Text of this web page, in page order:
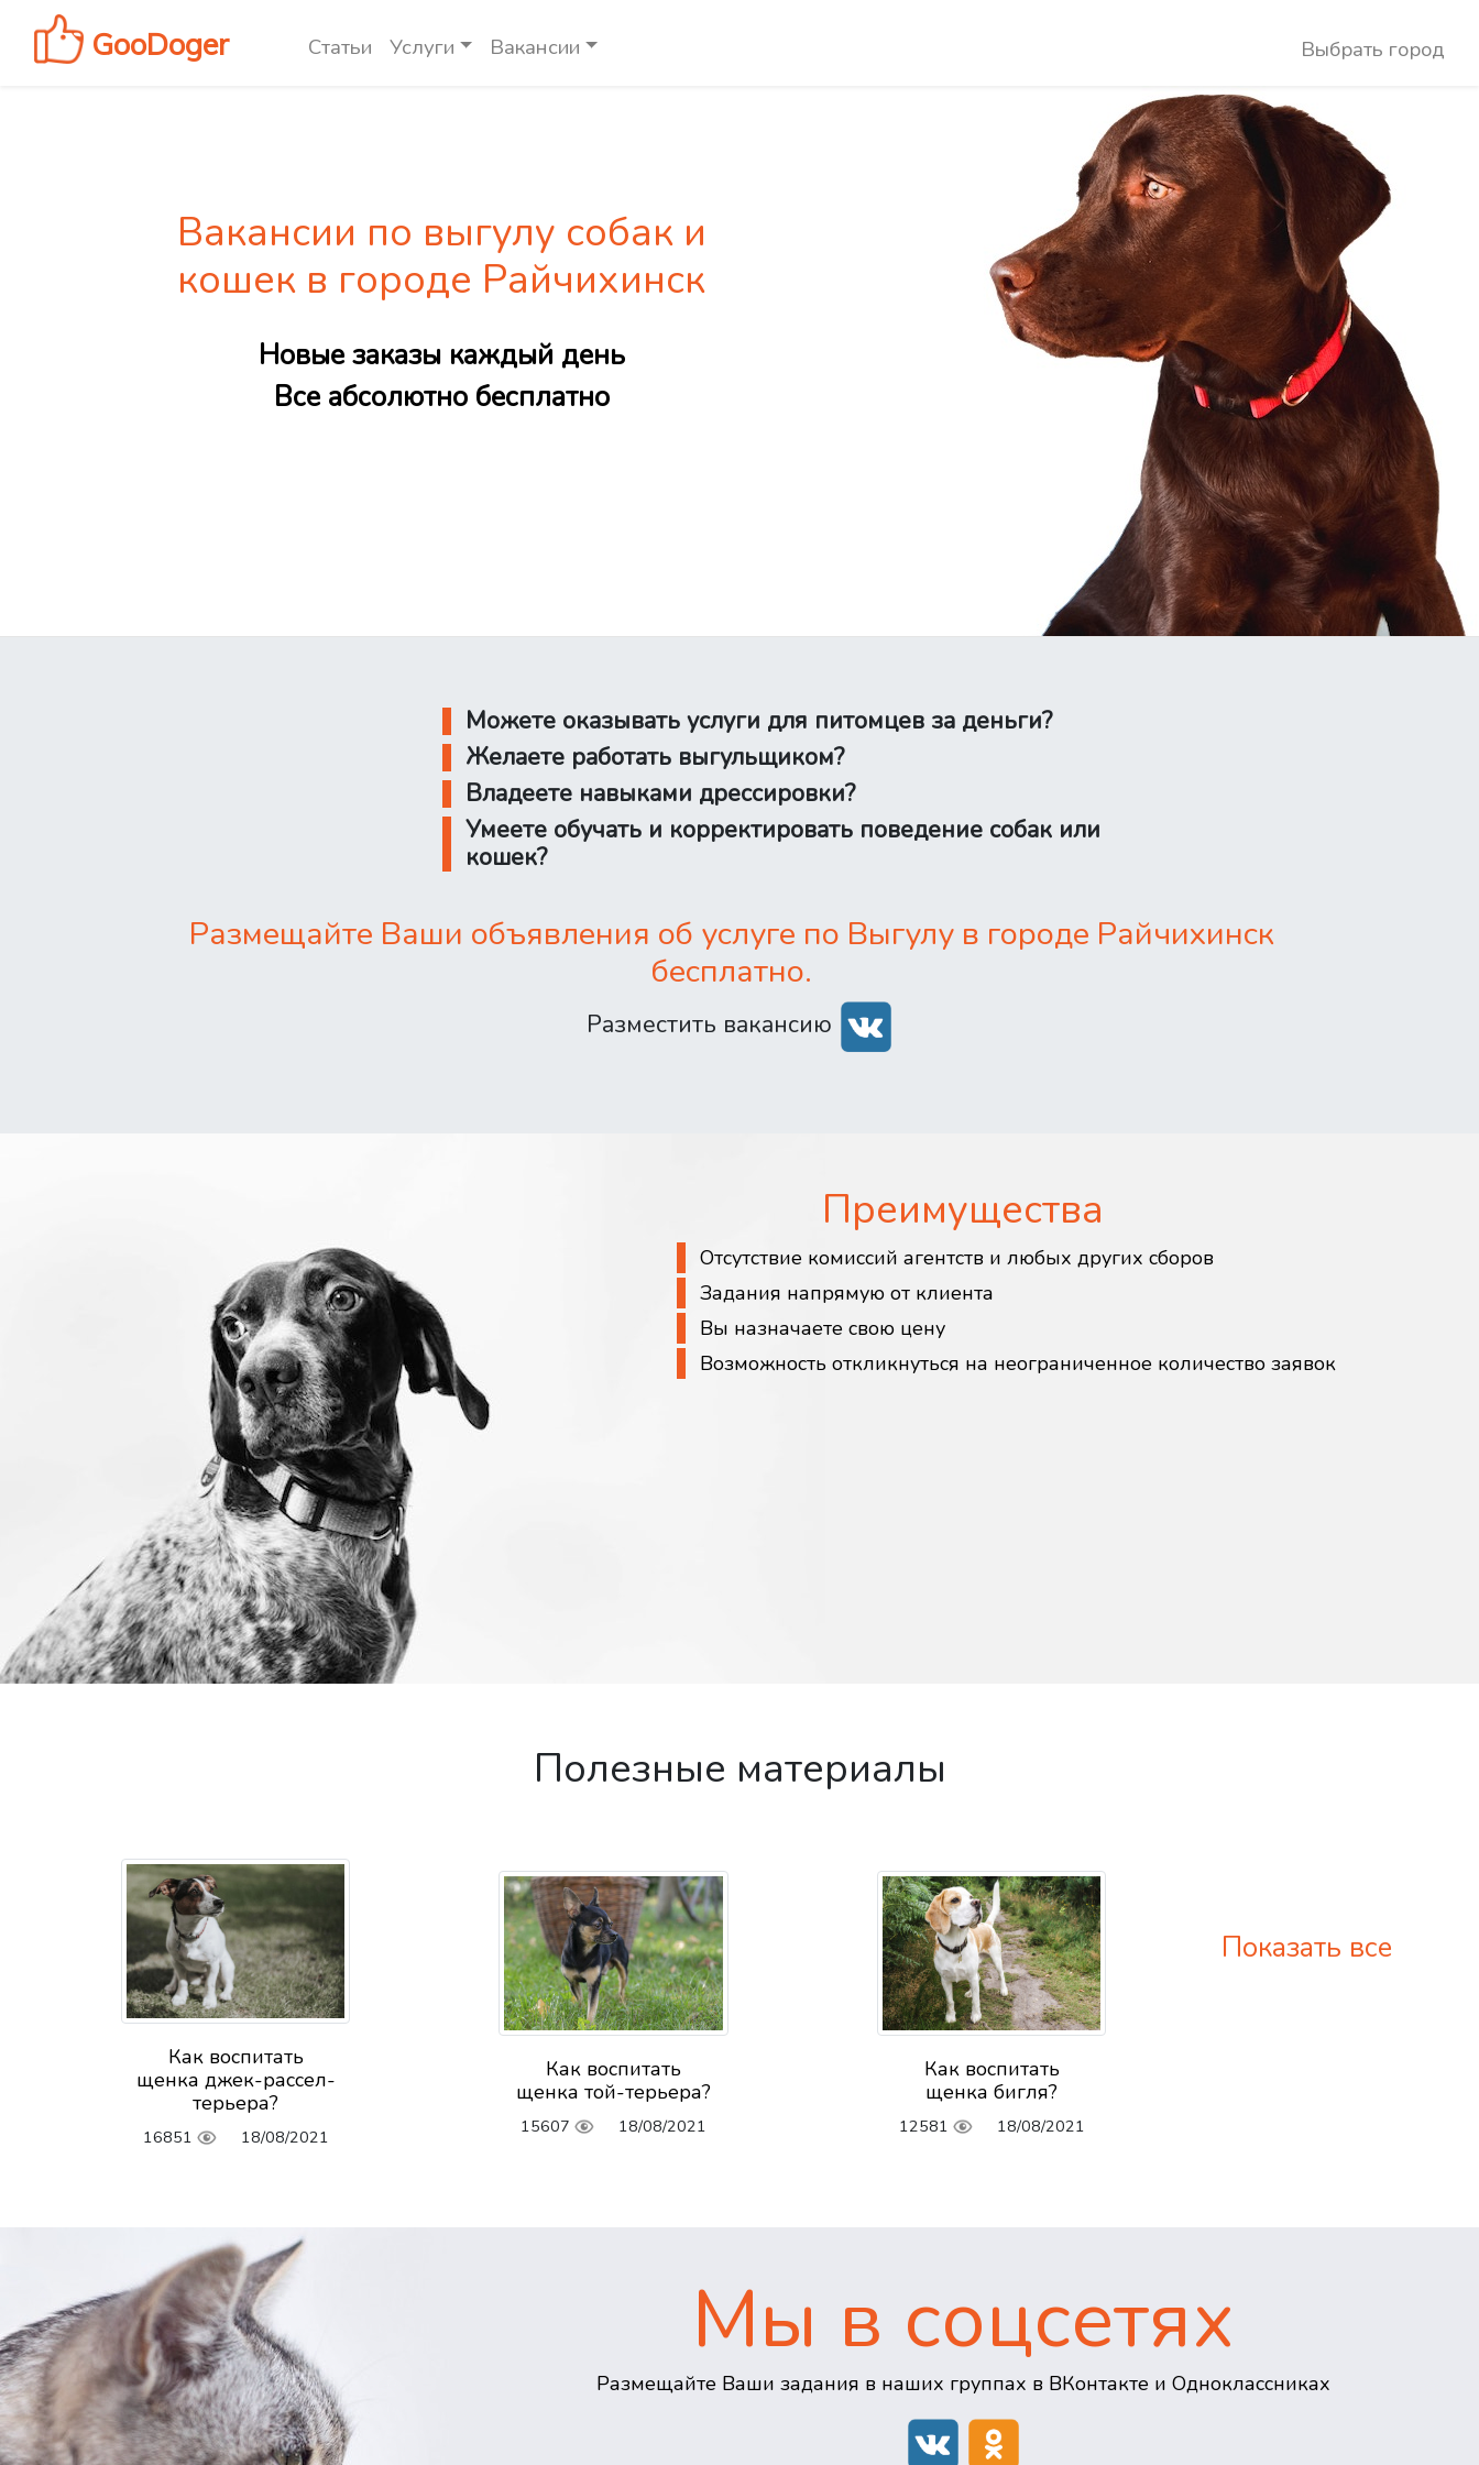
GooDoger Статьи Услуги Вакансии Выбрать город
Вакансии по выгулу собак и
кошек в городе Райчихинск
Новые заказы каждый день
Все абсолютно бесплатно
Можете оказывать услуги для питомцев за деньги?
Желаете работать выгульщиком?
Владеете навыками дрессировки?
Умеете обучать и корректировать поведение собак или
кошек?
Размещайте Ваши объявления об услуге по Выгулу в городе Райчихинск
бесплатно.
Разместить вакансию
Преимущества
Отсутствие комиссий агентств и любых других сборов
Задания напрямую от клиента
Вы назначаете свою цену
Возможность откликнуться на неограниченное количество заявок
Полезные материалы
Как воспитать
щенка джек-рассел-
терьера?
16851 18/08/2021
Как воспитать
щенка той-терьера?
15607 18/08/2021
Как воспитать
щенка бигля?
12581 18/08/2021
Показать все
Мы в соцсетях
Размещайте Ваши задания в наших группах в ВКонтакте и Одноклассниках